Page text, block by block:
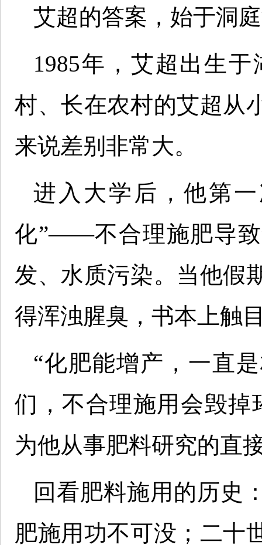
艾超的答案，始于洞
1985年，艾超出生
村、长在农村的艾超从
来说差别非常大。
进入大学后，他第
化”——不合理施肥导致
发、水质污染。当他假
得浑浊腥臭，书本上触
“化肥能增产，一直
们，不合理施用会毁掉
为他从事肥料研究的直
回看肥料施用的历史
肥施用功不可没；二十